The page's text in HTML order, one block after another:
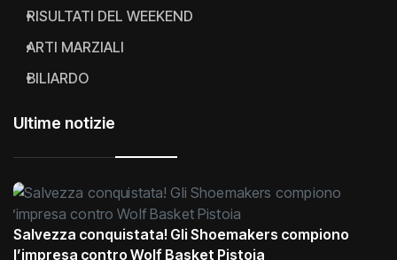
RISULTATI DEL WEEKEND
ARTI MARZIALI
BILIARDO
Ultime notizie
Salvezza conquistata! Gli Shoemakers compiono
l’impresa contro Wolf Basket Pistoia